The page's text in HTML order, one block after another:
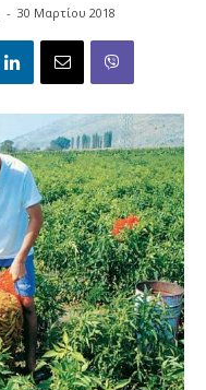
- 30 Μαρτίου 2018